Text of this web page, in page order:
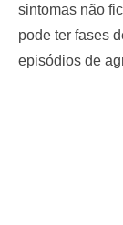
sintomas não
pode ter fases
episódios de